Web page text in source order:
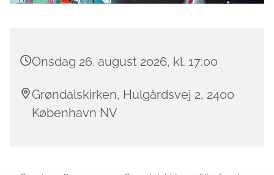
Onsdag 26. august 2026, kl. 17:00
Grøndalskirken, Hulgårdsvej 2, 2400
København NV